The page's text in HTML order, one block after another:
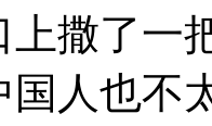
上撒了一
国人也不